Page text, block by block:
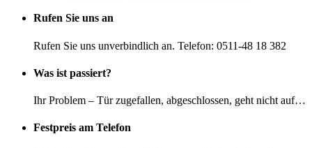
Rufen Sie uns an
Rufen Sie uns unverbindlich an. Telefon: 0511-48 18 382
Was ist passiert?
Ihr Problem – Tür zugefallen, abgeschlossen, geht nicht auf…
Festpreis am Telefon